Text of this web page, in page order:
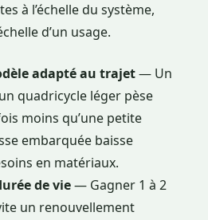
à l’échelle du système,
d’un usage.
adapté au trajet— Un
quadricycle léger pèse
moins qu’une petite
embarquée baisse
en matériaux.
de vie— Gagner 1 à 2
un renouvellement